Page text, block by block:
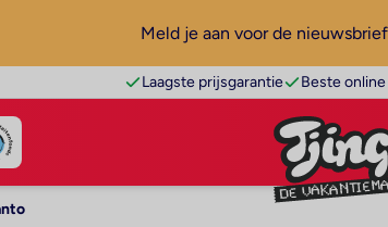
Meld je aan voor de
Laagste prijsgarantie Beste